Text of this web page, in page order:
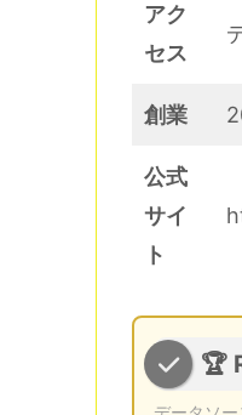
アク
セス
創業
公式
サイ
ト
🏆